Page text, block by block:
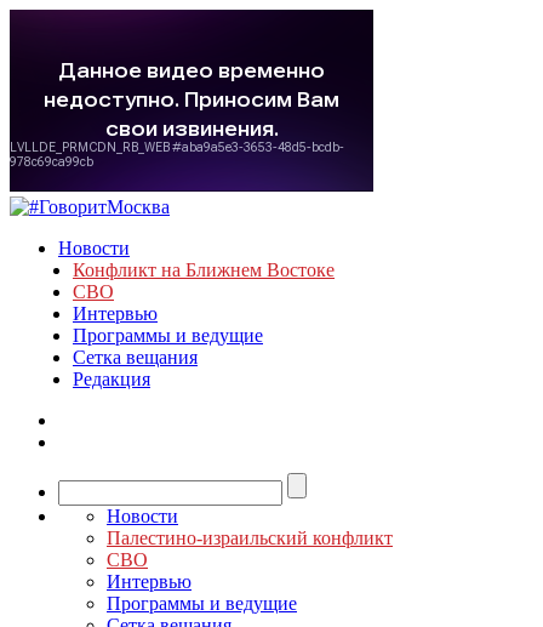
Новости
Конфликт на Ближнем Востоке
СВО
Интервью
Программы и ведущие
Сетка вещания
Редакция
Новости
Палестино-израильский конфликт
СВО
Интервью
Программы и ведущие